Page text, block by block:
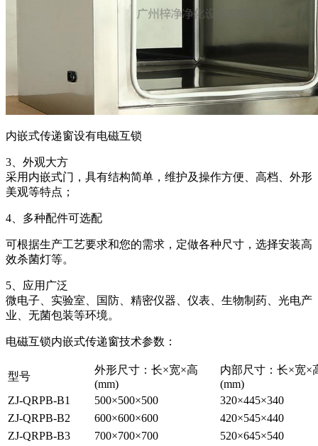
内嵌式传递窗设有电磁互锁
3、外观大方
采用内嵌式门，具有结构简单，维护及操作方便、高档、外形
美观等特点；
4、多种配件可选配
可根据生产工艺要求和您的需求，定做各种尺寸，选择安装高
效杀菌灯等。
5、应用广泛
微电子、实验室、国防、精密仪器、仪表、生物制药、光电产
业、无菌包装等环境。
电磁互锁内嵌式传递窗技术参数：
型号
外形尺寸：长×宽×高
(mm)
内部尺寸：长×宽×
(mm)
ZJ-QRPB-B1
500×500×500
320×445×340
ZJ-QRPB-B2
600×600×600
420×545×440
ZJ-QRPB-B3
700×700×700
520×645×540